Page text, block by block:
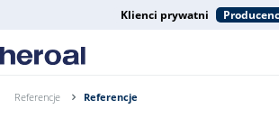
Klienci prywatni
Referencje Referencje